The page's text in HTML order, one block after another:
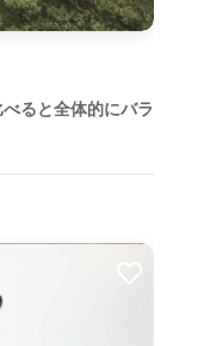
ると全体的にバラ